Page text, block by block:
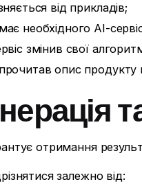
від прикладів;
необхідного AI-
змінив свої
опис
отримання
залежно від: